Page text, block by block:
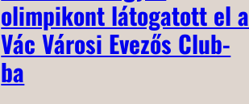
olimpikont látogatott el a
Vác Városi Evezős Club-
ba